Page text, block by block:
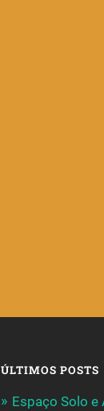
ÚLTIMOS POSTS
Espaço Solo e